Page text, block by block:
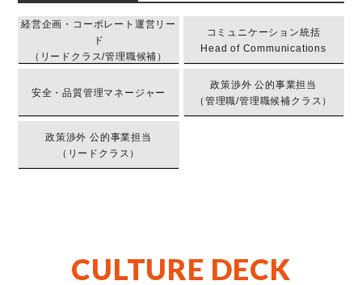
経営企画・コーポレート運営リー
ド
（リードクラス/管理職候補）
コミュニケーション統括
Head of Communications
安全・品質管理マネージャー
政策渉外 公的事業担当
（管理職/管理職候補クラス）
政策渉外 公的事業担当
（リードクラス）
CULTURE DECK